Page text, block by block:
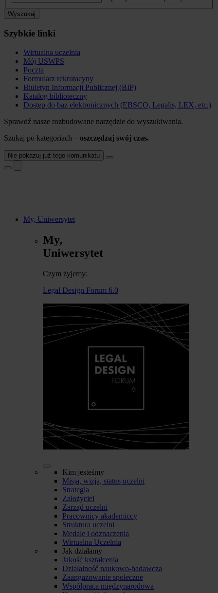
Wyszukaj
Szybkie linki
Wirtualna uczelnia
Mój USWPS
Poczta
Formularz rekrutacyny
Biuletyn Informacji Publicznej (BIP)
Katalog biblioteczny
Dostęp do baz elektronicznych (EBSCO, Legalis, LEX, etc.)
Sprawdź nasze rozbudowane narzędzie do wyszukiwania.
Szukaj po kategoriach – oszczędzaj swój czas.
Nie pokazuj już tego komunikatu
My, Uniwersytet
My,
Uniwersytet
Czym żyjemy:
Legal Design Forum 6.0
Kim jesteśmy
Misja, wizja, status uczelni
Strategia
Założyciel
Zarząd uczelni
Pracownicy akademiccy
Struktura uczelni
Medale i odznaczenia
Wirtualna Uczelnia
Jak działamy
Jakość kształcenia
Działalność naukowo-badawcza
Zaangażowanie społeczne
Współpraca międzynarodowa